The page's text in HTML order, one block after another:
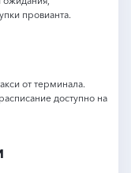
провианта.
от терминала.
доступно на